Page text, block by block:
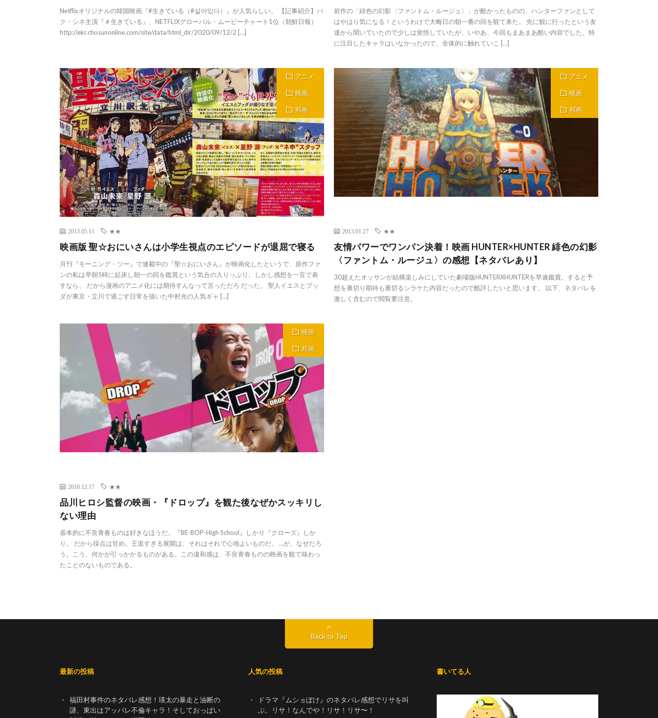
Netflixオリジナルの韓国映画『#生きている（#살아있다）』が人気らしい。 【記事紹介】パ
ク・シネ主演『＃生きている』、NETFLIXグローバル・ムービーチャート1位（朝鮮日報）
http://ekr.chosunonline.com/site/data/html_dir/2020/09/12/2 […]
前作の「緋色の幻影〈ファントム・ルージュ〉」が酷かったものの、ハンターファンとして
はやはり気になる！というわけで大晦日の朝一番の回を観て来た。 先に観に行ったという友
達から聞いていたので少しは覚悟していたが、いやあ、今回もまあまあ酷い内容でした。特
に注目したキャラはいなかったので、全体的に触れていこ […]
アニメ
映画
邦画
2013.05.11 ★★
映画版 聖☆おにいさんは小学生視点のエピソードが退屈で寝る
月刊『モーニング・ツー』で連載中の『聖☆おにいさん』が映画化したというで、原作ファ
ンの私は早朝5時に起床し朝一の回を鑑賞という気合の入りっぷり。しかし感想を一言で表
すなら、 だから漫画のアニメ化には期待すんなって言っただろ だった。 聖人イエスとブッ
ダが東京・立川で過ごす日常を描いた中村光の人気ギャ […]
アニメ
映画
邦画
2013.01.27 ★★
友情パワーでワンパン決着！映画 HUNTER×HUNTER 緋色の幻影
〈ファントム・ルージュ〉の感想【ネタバレあり】
30超えたオッサンが結構楽しみにしていた劇場版HUNTERXHUNTERを早速鑑賞。すると予
想を裏切り期待も裏切るシラケた内容だったので酷評したいと思います。 以下、ネタバレを
激しく含むので閲覧要注意。
映画
邦画
2010.12.17 ★★
品川ヒロシ監督の映画・『ドロップ』を観た後なぜかスッキリし
ない理由
基本的に不良青春ものは好きなほうだ。『BE-BOP-High School』しかり『クローズ』しか
り。 だから採点は甘め。王道すぎる展開は、それはそれで心地よいものだ。 …が、なぜだろ
う。こう、何かが引っかかるものがある。この違和感は、不良青春ものの映画を観て味わっ
たことのないものである。
Back to Top
最新の投稿
福田村事件のネタバレ感想！瑛太の暴走と油断の
謎、東出はアッパレ不倫キャラ！そしておっぱい
人気の投稿
ドラマ『ムショぼけ』のネタバレ感想でリサを叫
ぶ。リサ！なんでや！リサ！リサ〜！
書いてる人